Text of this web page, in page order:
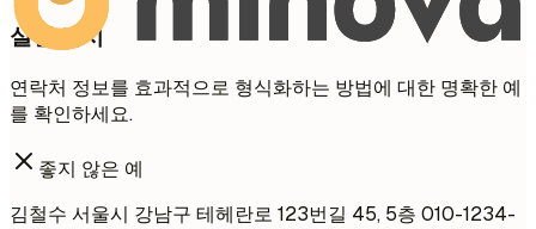
실전 예시
연락처 정보를 효과적으로 형식화하는 방법에 대한 명확한 예
를 확인하세요.
좋지 않은 예
김철수 서울시 강남구 테헤란로 123번길 45, 5층 010-1234-